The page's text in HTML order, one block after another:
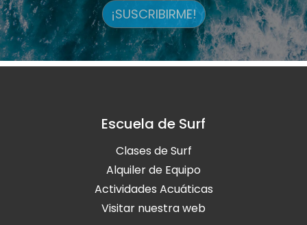
¡SUSCRIBIRME!
Escuela de Surf
Clases de Surf
Alquiler de Equipo
Actividades Acuáticas
Visitar nuestra web